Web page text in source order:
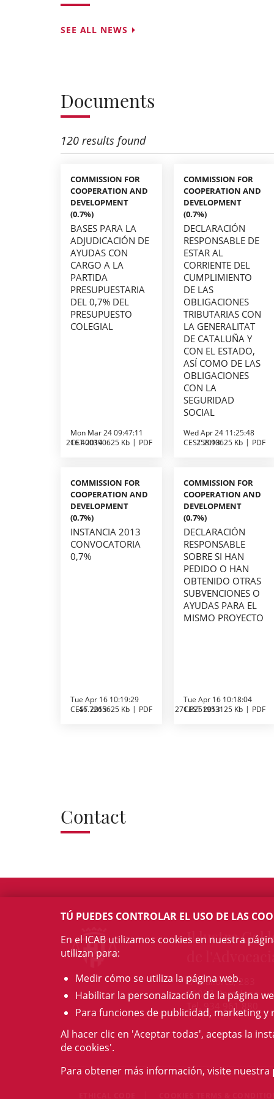
SEE ALL NEWS
Documents
120 results found
COMMISSION FOR
COOPERATION AND
DEVELOPMENT
(0.7%)
BASES PARA LA
ADJUDICACIÓN DE
AYUDAS CON
CARGO A LA
PARTIDA
PRESUPUESTARIA
DEL 0,7% DEL
PRESUPUESTO
COLEGIAL
Mon Mar 24 09:47:11
CET 2014
216.400390625 Kb PDF
COMMISSION FOR
COOPERATION AND
DEVELOPMENT
(0.7%)
DECLARACIÓN
RESPONSABLE DE
ESTAR AL
CORRIENTE DEL
CUMPLIMIENTO
DE LAS
OBLIGACIONES
TRIBUTARIAS CON
LA GENERALITAT
DE CATALUÑA Y
CON EL ESTADO,
ASÍ COMO DE LAS
OBLIGACIONES
CON LA
SEGURIDAD
SOCIAL
Wed Apr 24 11:25:48
CEST 2013
258.90625 Kb PDF
COMMISSION FOR
COOPERATION AND
DEVELOPMENT
(0.7%)
INSTANCIA 2013
CONVOCATORIA
0,7%
Tue Apr 16 10:19:29
CEST 2013
46.7265625 Kb PDF
COMMISSION FOR
COOPERATION AND
DEVELOPMENT
(0.7%)
DECLARACIÓN
RESPONSABLE
SOBRE SI HAN
PEDIDO O HAN
OBTENIDO OTRAS
SUBVENCIONES O
AYUDAS PARA EL
MISMO PROYECTO
Tue Apr 16 10:18:04
CEST 2013
271.8251953125 Kb PDF
Contact
Il·lustre
c/ Mallorca, 283
08037 Barcelona
Tel. 934 961 880
TÚ PUEDES CONTROLAR EL USO DE LAS
En el ICAB utilizamos cookies en nuestra
utilizan para:
Medir cómo se utiliza la página web.
Habilitar la personalización de la página
Para funciones de publicidad, marketing y
Al hacer clic en 'Aceptar todas', aceptas la
de cookies'.
Para obtener más información, visite nuestra